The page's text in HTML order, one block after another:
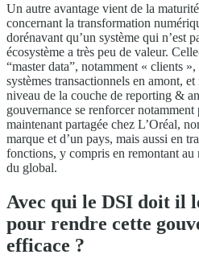
Un autre avantage vient de la
concernant la transformation
dorénavant qu’un système qui n’est
écosystème a très peu de valeur.
“master data”, notamment « clients
systèmes transactionnels en amont,
niveau de la couche de reporting &
gouvernance se renforcer notamment
maintenant partagée chez L’Oréal,
marque et d’un pays, mais aussi en
fonctions, y compris en remontant au
du global.
Avec qui le DSI doit il
pour rendre cette
efficace ?